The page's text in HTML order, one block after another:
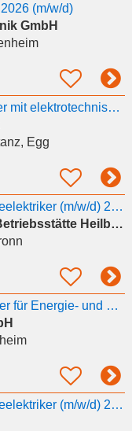
(m/w/d)
GmbH
Elektriker oder Mitarbeiter mit elektrotechnischer Berufsausbildung
Egg
Ausbildung zum Industrieelektriker (m/w/d) 2026
Power Service GmbH Betriebsstätte Heilbronn
Ausbildung zum Elektriker für Energie- und Gebäudetechnik (m/w/d)
Ausbildung zum Industrieelektriker (m/w/d) 2027